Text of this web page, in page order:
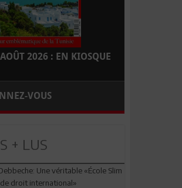
2026 : EN KIOSQUE
VOUS
+ LUS
Une véritable «École Slim
droit international»